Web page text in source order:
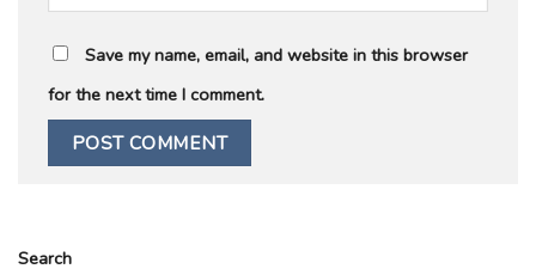
Save my name, email, and website in this browser
for the next time I comment.
Search